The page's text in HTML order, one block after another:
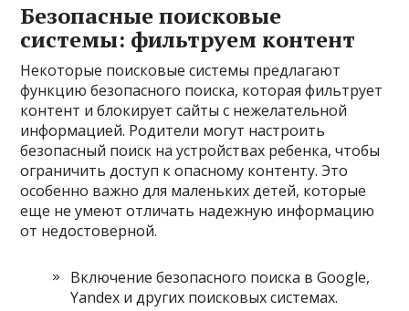
Безопасные поисковые
системы: фильтруем контент
Некоторые поисковые системы предлагают
функцию безопасного поиска, которая фильтрует
контент и блокирует сайты с нежелательной
информацией. Родители могут настроить
безопасный поиск на устройствах ребенка, чтобы
ограничить доступ к опасному контенту. Это
особенно важно для маленьких детей, которые
еще не умеют отличать надежную информацию
от недостоверной.
Включение безопасного поиска в Google,
Yandex и других поисковых системах.